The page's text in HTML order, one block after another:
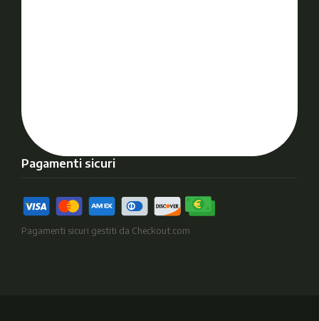
Pagamenti sicuri
Pagamenti sicuri gestiti da Checkout.com